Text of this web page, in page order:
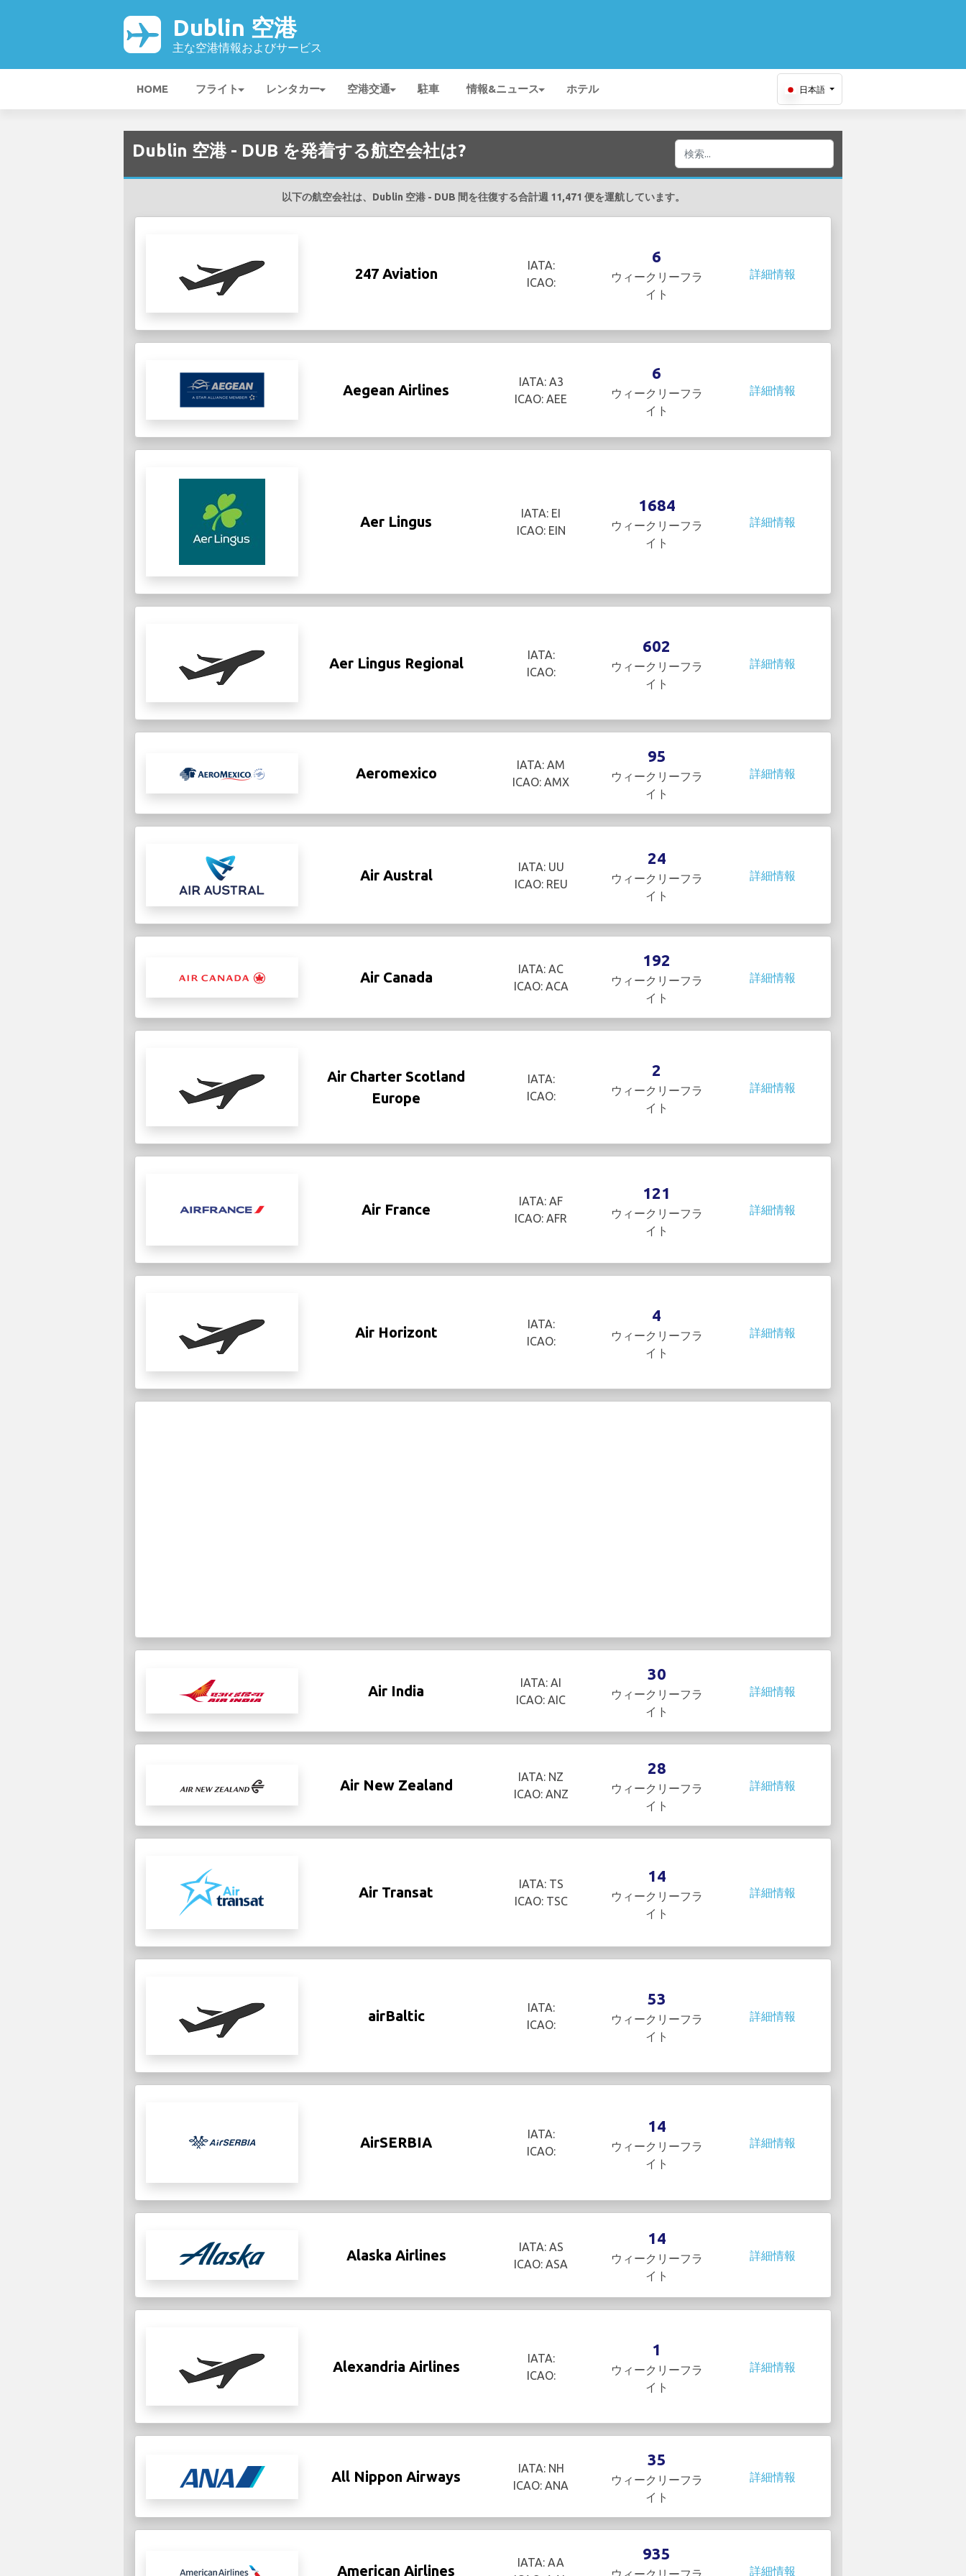
Dublin 空港
主な空港情報およびサービス
HOME フライト レンタカー 空港交通 駐車 情報&ニュース ホテル 日本語
Dublin 空港 - DUB を発着する航空会社は?
以下の航空会社は、Dublin 空港 - DUB 間を往復する合計週 11,471 便を運航しています。
247 Aviation
IATA:
ICAO:
6
ウィークリーフラ
イト
詳細情報
Aegean Airlines
IATA: A3
ICAO: AEE
6
ウィークリーフラ
イト
詳細情報
Aer Lingus
IATA: EI
ICAO: EIN
1684
ウィークリーフラ
イト
詳細情報
Aer Lingus Regional
IATA:
ICAO:
602
ウィークリーフラ
イト
詳細情報
Aeromexico
IATA: AM
ICAO: AMX
95
ウィークリーフラ
イト
詳細情報
Air Austral
IATA: UU
ICAO: REU
24
ウィークリーフラ
イト
詳細情報
Air Canada
IATA: AC
ICAO: ACA
192
ウィークリーフラ
イト
詳細情報
Air Charter Scotland
Europe
IATA:
ICAO:
2
ウィークリーフラ
イト
詳細情報
Air France
IATA: AF
ICAO: AFR
121
ウィークリーフラ
イト
詳細情報
Air Horizont
IATA:
ICAO:
4
ウィークリーフラ
イト
詳細情報
Air India
IATA: AI
ICAO: AIC
30
ウィークリーフラ
イト
詳細情報
Air New Zealand
IATA: NZ
ICAO: ANZ
28
ウィークリーフラ
イト
詳細情報
Air Transat
IATA: TS
ICAO: TSC
14
ウィークリーフラ
イト
詳細情報
airBaltic
IATA:
ICAO:
53
ウィークリーフラ
イト
詳細情報
AirSERBIA
IATA:
ICAO:
14
ウィークリーフラ
イト
詳細情報
Alaska Airlines
IATA: AS
ICAO: ASA
14
ウィークリーフラ
イト
詳細情報
Alexandria Airlines
IATA:
ICAO:
1
ウィークリーフラ
イト
詳細情報
All Nippon Airways
IATA: NH
ICAO: ANA
35
ウィークリーフラ
イト
詳細情報
American Airlines
IATA: AA
935
詳細情報